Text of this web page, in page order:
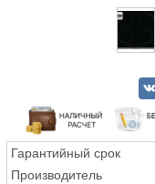
Гарантийный срок
Производитель